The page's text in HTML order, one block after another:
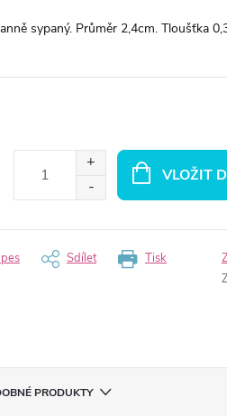
sypaný. Průměr 2,4cm. Tloušťka
VLOŽIT
Tisk
Sdílet
PRODUKTY